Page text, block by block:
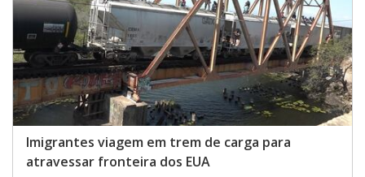
Imigrantes viagem em trem de carga para
atravessar fronteira dos EUA